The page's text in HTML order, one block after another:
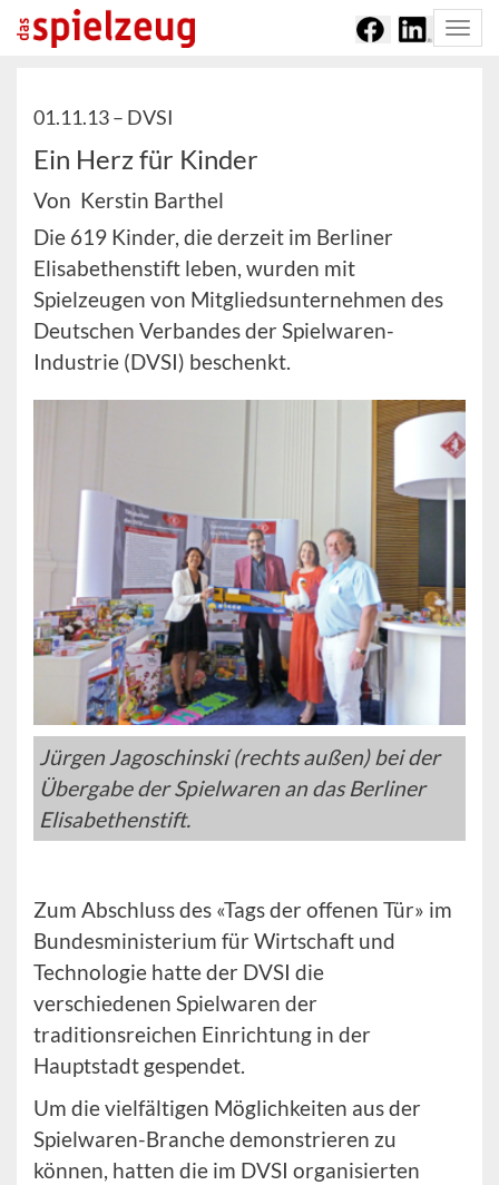
01.11.13 – DVSI
Ein Herz für Kinder
Von Kerstin Barthel
Die 619 Kinder, die derzeit im Berliner
Elisabethenstift leben, wurden mit
Spielzeugen von Mitgliedsunternehmen des
Deutschen Verbandes der Spielwaren-
Industrie (DVSI) beschenkt.
Jürgen Jagoschinski (rechts außen) bei der
Übergabe der Spielwaren an das Berliner
Elisabethenstift.
Zum Abschluss des «Tags der offenen Tür» im
Bundesministerium für Wirtschaft und
Technologie hatte der DVSI die
verschiedenen Spielwaren der
traditionsreichen Einrichtung in der
Hauptstadt gespendet.
Um die vielfältigen Möglichkeiten aus der
Spielwaren-Branche demonstrieren zu
können, hatten die im DVSI organisierten